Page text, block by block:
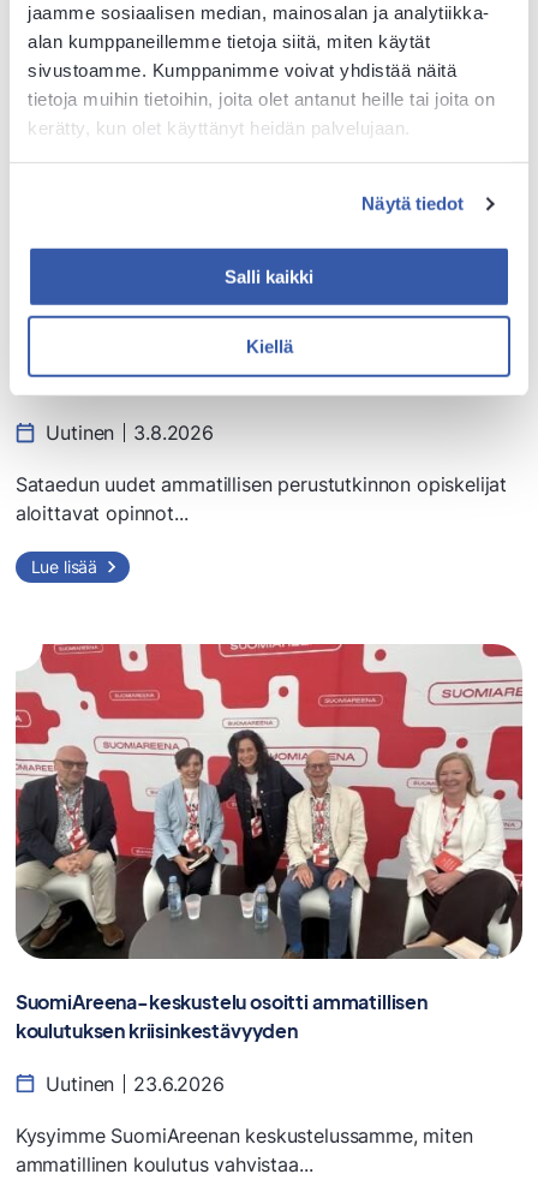
jaamme sosiaalisen median, mainosalan ja analytiikka-
alan kumppaneillemme tietoja siitä, miten käytät
sivustoamme. Kumppanimme voivat yhdistää näitä
tietoja muihin tietoihin, joita olet antanut heille tai joita on
kerätty, kun olet käyttänyt heidän palvelujaan.
Näytä tiedot
Salli kaikki
Kiellä
Tervetuloa opiskelemaan – katso opintojen aloitusajat
täältä
Uutinen 3.8.2026
Sataedun uudet ammatillisen perustutkinnon opiskelijat
aloittavat opinnot...
Lue lisää
SuomiAreena-keskustelu osoitti ammatillisen
koulutuksen kriisinkestävyyden
Uutinen 23.6.2026
Kysyimme SuomiAreenan keskustelussamme, miten
ammatillinen koulutus vahvistaa...